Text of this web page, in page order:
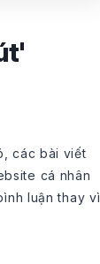
các bài viết
cá nhân
luận thay vì